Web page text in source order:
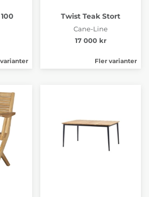
Twist Teak Stort
Cane-Line
17 000 kr
Fler varianter